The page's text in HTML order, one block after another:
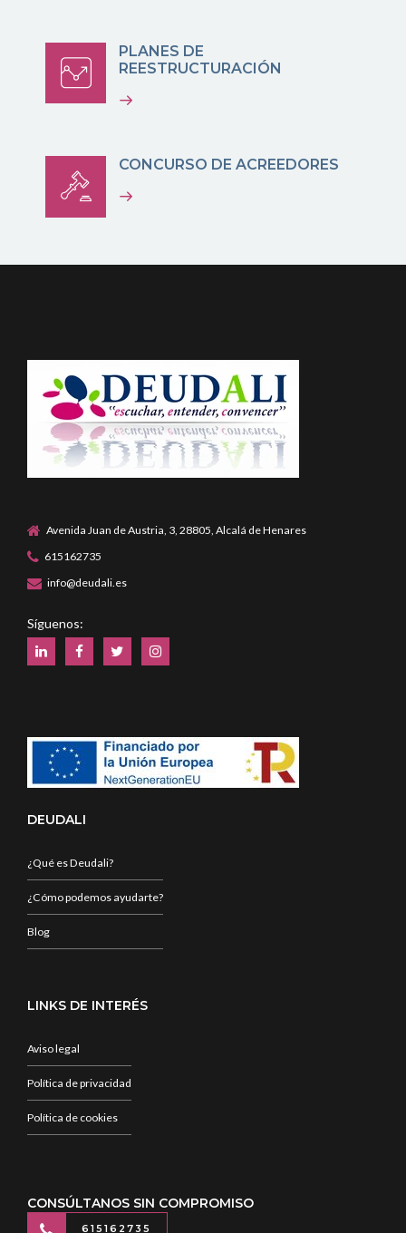
PLANES DE
REESTRUCTURACIÓN
CONCURSO DE ACREEDORES
Avenida Juan de Austria, 3, 28805, Alcalá de Henares
615162735
info@deudali.es
Síguenos:
DEUDALI
¿Qué es Deudali?
¿Cómo podemos ayudarte?
Blog
LINKS DE INTERÉS
Aviso legal
Política de privacidad
Política de cookies
CONSÚLTANOS SIN COMPROMISO
615162735